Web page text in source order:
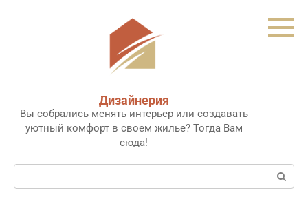
Дизайнерия
Вы собрались менять интерьер или создавать
уютный комфорт в своем жилье? Тогда Вам
сюда!
Поиск: